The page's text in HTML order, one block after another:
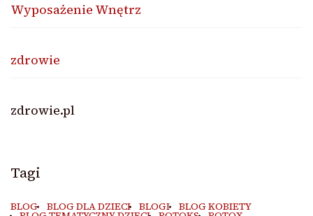
Wyposażenie Wnętrz
zdrowie
zdrowie.pl
Tagi
BLOG BLOG DLA DZIECI BLOGI BLOG KOBIETY